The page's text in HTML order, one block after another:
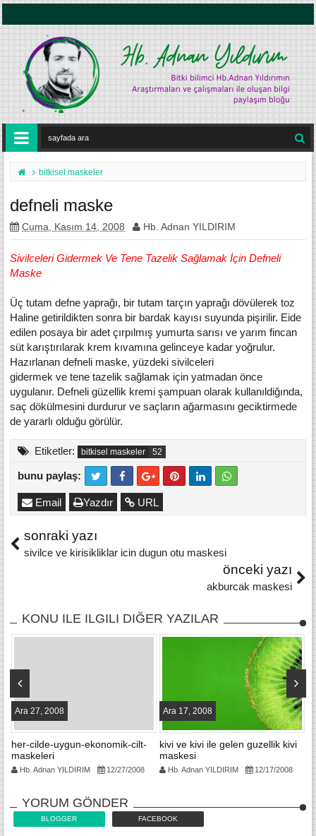
bitkisel maskeler
defneli maske
Cuma, Kasım 14, 2008 Hb. Adnan YILDIRIM
Sivilceleri Gidermek Ve Tene Tazelik Sağlamak İçin Defneli
Maske
Üç tutam defne yaprağı, bir tutam tarçın yaprağı dövülerek toz
Haline getirildikten sonra bir bardak kayısı suyunda pişirilir. Eide
edilen posaya bir adet çırpılmış yumurta sarısı ve yarım fin­can
süt karıştırılarak krem kıvamına gelinceye kadar yoğrulur.
Hazırlanan defneli maske, yüzdeki sivilceleri
gidermek ve tene tazelik sağlamak için yatmadan önce
uygulanır. Defneli güzellik kremi şampuan olarak kullanıldiğında,
saç dökülmesini durdurur ve saçların ağarmasını geciktirmede
de yararlı olduğu görülür.
Etiketler: bitkisel maskeler
bunu paylaş:
URL
Yazdır
Email
sonraki yazı
sivilce ve kirisikliklar icin dugun otu maskesi
önceki yazı
akburcak maskesi
KONU ILE ILGILI DIĞER YAZILAR
Ara 27, 2008
her-cilde-uygun-ekonomik-cilt-
maskeleri
Hb. Adnan YILDIRIM 12/27/2008
Ara 17, 2008
kivi ve kivi ile gelen guzellik kivi
maskesi
Hb. Adnan YILDIRIM 12/17/2008
YORUM GÖNDER
BLOGGER FACEBOOK